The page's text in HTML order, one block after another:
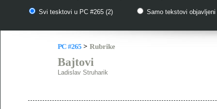
Svi tesktovi u PC #265 (2) Samo tekstovi objavljeni
PC #265 > Rubrike
Bajtovi
Ladislav Struharik